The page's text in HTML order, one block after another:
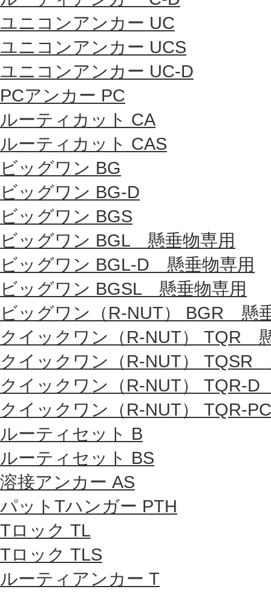
ユニコンアンカー UC
ユニコンアンカー UCS
ユニコンアンカー UC-D
PCアンカー PC
ルーティカット CA
ルーティカット CAS
ビッグワン BG
ビッグワン BG-D
ビッグワン BGS
ビッグワン BGL 懸垂物専用
ビッグワン BGL-D 懸垂物専用
ビッグワン BGSL 懸垂物専用
ビッグワン（R-NUT） BGR 懸
クイックワン（R-NUT） TQR
クイックワン（R-NUT） TQSR
クイックワン（R-NUT） TQR-
クイックワン（R-NUT） TQR-
ルーティセット B
ルーティセット BS
溶接アンカー AS
パットTハンガー PTH
Tロック TL
Tロック TLS
ルーティアンカー T